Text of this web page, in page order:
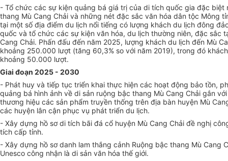
- Tổ chức các sự kiện quảng bá giá trị của di tích quốc gia đặc biệt
thang Mù Cang Chải và những nét đặc sắc văn hóa dân tộc Mông
tại một số địa điểm du lịch nổi tiếng có lượng khách du lịch đông
quốc và tổ chức các sự kiện văn hóa, du lịch thường niên, đặc sắc
Cang Chải. Phấn đấu đến năm 2025, lượng khách du lịch đến Mù
khoảng 250.000 lượt (tăng 60,3% so với năm 2019), trong đó
khoảng 50.000 lượt.
Giai đoạn 2025 - 2030
- Phát huy và tiếp tục triển khai thực hiện các hoạt động bảo tồn,
quảng bá hình ảnh về di sản ruộng bậc thang Mù Cang Chải gắn
thương hiệu các sản phẩm truyền thống trên địa bàn huyện Mù
các huyện lân cận phục vụ phát triển du lịch.
- Xây dựng hồ sơ di tích bãi đá cổ huyện Mù Cang Chải đề nghị
tích cấp tỉnh.
- Xây dựng hồ sơ danh lam thắng cảnh Ruộng bậc thang Mù Cang
Unesco công nhận là di sản văn hóa thếgiới.